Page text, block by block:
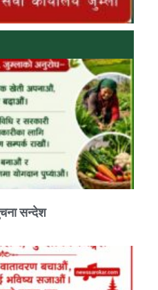
एकाई जुम्लाको सुचना
शिक्षालय जुम्लाको सुचना
सन्देश